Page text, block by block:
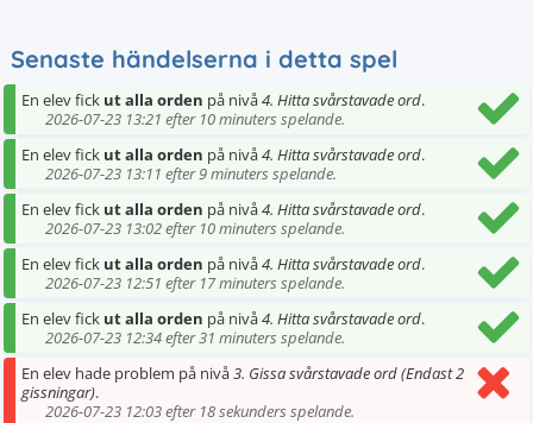
Senaste händelserna i detta spel
En elev fick ut alla orden på nivå4. Hitta svårstavade ord.
2026-07-23 13:21 efter 10 minuters spelande.
En elev fick ut alla orden på nivå4. Hitta svårstavade ord.
2026-07-23 13:11 efter 9 minuters spelande.
En elev fick ut alla orden på nivå4. Hitta svårstavade ord.
2026-07-23 13:02 efter 10 minuters spelande.
En elev fick ut alla orden på nivå4. Hitta svårstavade ord.
2026-07-23 12:51 efter 17 minuters spelande.
En elev fick ut alla orden på nivå4. Hitta svårstavade ord.
2026-07-23 12:34 efter 31 minuters spelande.
En elev hade problem på nivå3. Gissa svårstavade ord (Endast 2
gissningar).
2026-07-23 12:03 efter 18 sekunders spelande.